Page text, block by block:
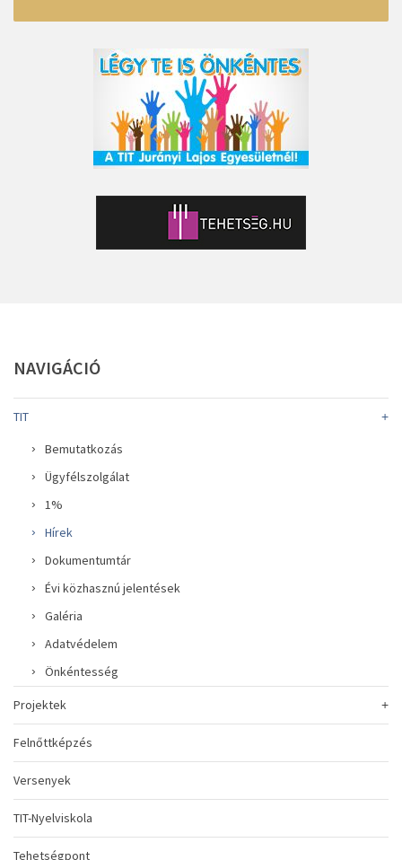
NAVIGÁCIÓ
TIT
Bemutatkozás
Ügyfélszolgálat
1%
Hírek
Dokumentumtár
Évi közhasznú jelentések
Galéria
Adatvédelem
Önkéntesség
Projektek
Felnőttképzés
Versenyek
TIT-Nyelviskola
Tehetségpont